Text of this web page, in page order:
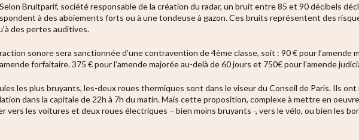
Selon Bruitparif, société responsable de la création du radar, un bruit entre 85 et 90 décibels
à des aboiements forts ou à une tondeuse à gazon. Ces bruits représentent des
des pertes auditives.
sonore sera sanctionnée d’une contravention de 4ème classe, soit : 90 € pour l’amende
forfaitaire.375 € pour l’amende majorée au-delà de 60 jours et 750€ pour l’amende
les plus bruyants, les-deux roues thermiques sont dans le viseur du Conseil de Paris. Ils
dans la capitale de 22h à 7h du matin. Mais cette proposition, complexe à mettre en
vers les voitures et deux roues électriques – bien moins bruyants -, vers le vélo, ou bien les